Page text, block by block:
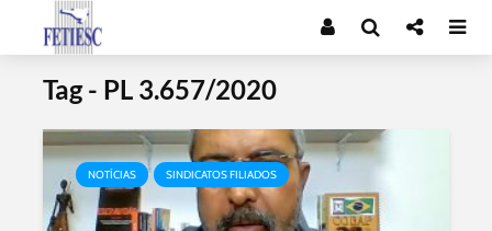
Tag - PL 3.657/2020
NOTÍCIAS SINDICATOS FILIADOS